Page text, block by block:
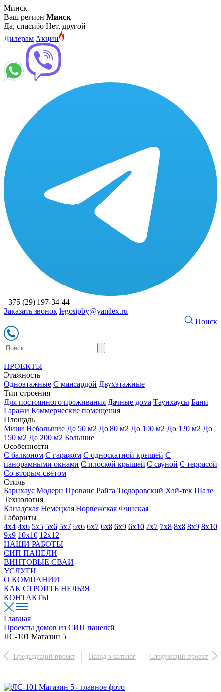
Минск
Ваш регион Минск
Да, спасибо Нет, другой
Дилерам Акции
+375 (29) 197-34-44
Заказать звонок legosipby@yandex.ru
Поиск
ПРОЕКТЫ
Этажность
Одноэтажные С мансардой Двухэтажные
Тип строения
Для постоянного проживания Дачные дома Таунхаусы Бани
Гаражи Коммерческие помещения
Площадь
Мини Небольшие До 50 м2 До 80 м2 До 100 м2 До 120 м2 До
150 м2 До 200 м2 Большие
Особенности
С балконом С гаражом С односкатной крышей С
панорамными окнами С плоской крышей С сауной С террасой
Со вторым светом
Стиль
Барнхаус Модерн Прованс Райта Тюдоровский Хай-тек Шале
Технология
Канадская Немецкая Норвежская Финская
Габариты
4х4 4х6 5х5 5х6 5х7 6х6 6х7 6х8 6х9 6х10 7х7 7х8 8х8 8х9 8х10
9х9 10х10 12х12
НАШИ РАБОТЫ
СИП ПАНЕЛИ
ВИНТОВЫЕ СВАИ
УСЛУГИ
О КОМПАНИИ
КАК СТРОИТЬ НЕЛЬЗЯ
КОНТАКТЫ
Главная
Проекты домов из СИП панелей
ЛС-101 Магазин 5
Предыдущий проект Назад в каталог Следующий проект